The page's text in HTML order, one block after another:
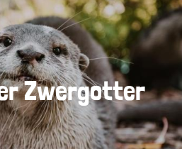
Zwergotter